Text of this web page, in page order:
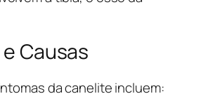
Causas
da canelite incluem: